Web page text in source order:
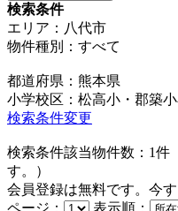
検索条件
エリア：八代市
物件種別：すべて
都道府県：熊本県
小学校区：松高小・郡築
検索条件変更
検索条件該当物件数： 1件
す。）
会員登録は無料です。今
ページ：
表示順：